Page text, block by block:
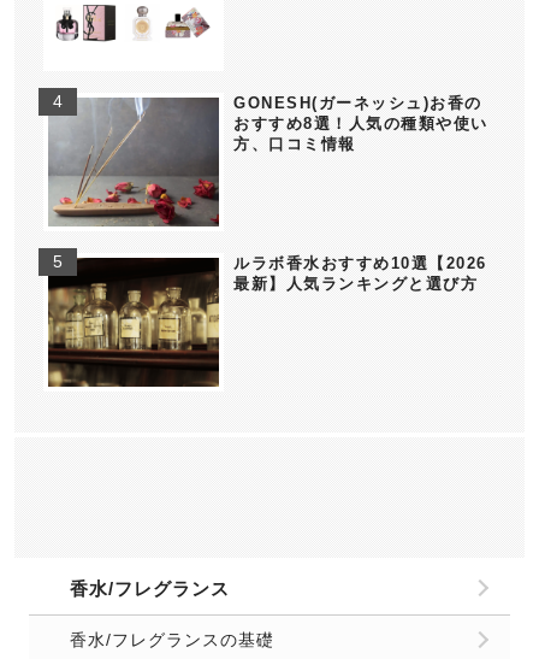
GONESH(ガーネッシュ)お香の
おすすめ8選！人気の種類や使い
方、口コミ情報
ルラボ香水おすすめ10選【2026
最新】人気ランキングと選び方
香水/フレグランス
香水/フレグランスの基礎